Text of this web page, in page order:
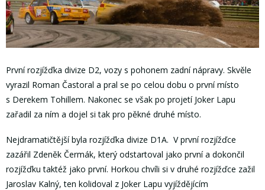
První rozjížďka divize D2, vozy s pohonem zadní nápravy. Skvěle
vyrazil Roman Častoral a pral se po celou dobu o první místo
s Derekem Tohillem. Nakonec se však po projetí Joker Lapu
zařadil za ním a dojel si tak pro pěkné druhé místo.
Nejdramatičtější byla rozjížďka divize D1A. V první rozjížďce
zazářil Zdeněk Čermák, který odstartoval jako první a dokončil
rozjížďku taktéž jako první. Horkou chvíli si v druhé rozjížďce zažil
Jaroslav Kalný, ten kolidoval z Joker Lapu vyjíždějícím